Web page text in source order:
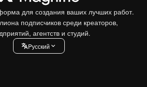
для создания ваших лучших работ.
подписчиков среди креаторов,
агентств и студий.
Pусский